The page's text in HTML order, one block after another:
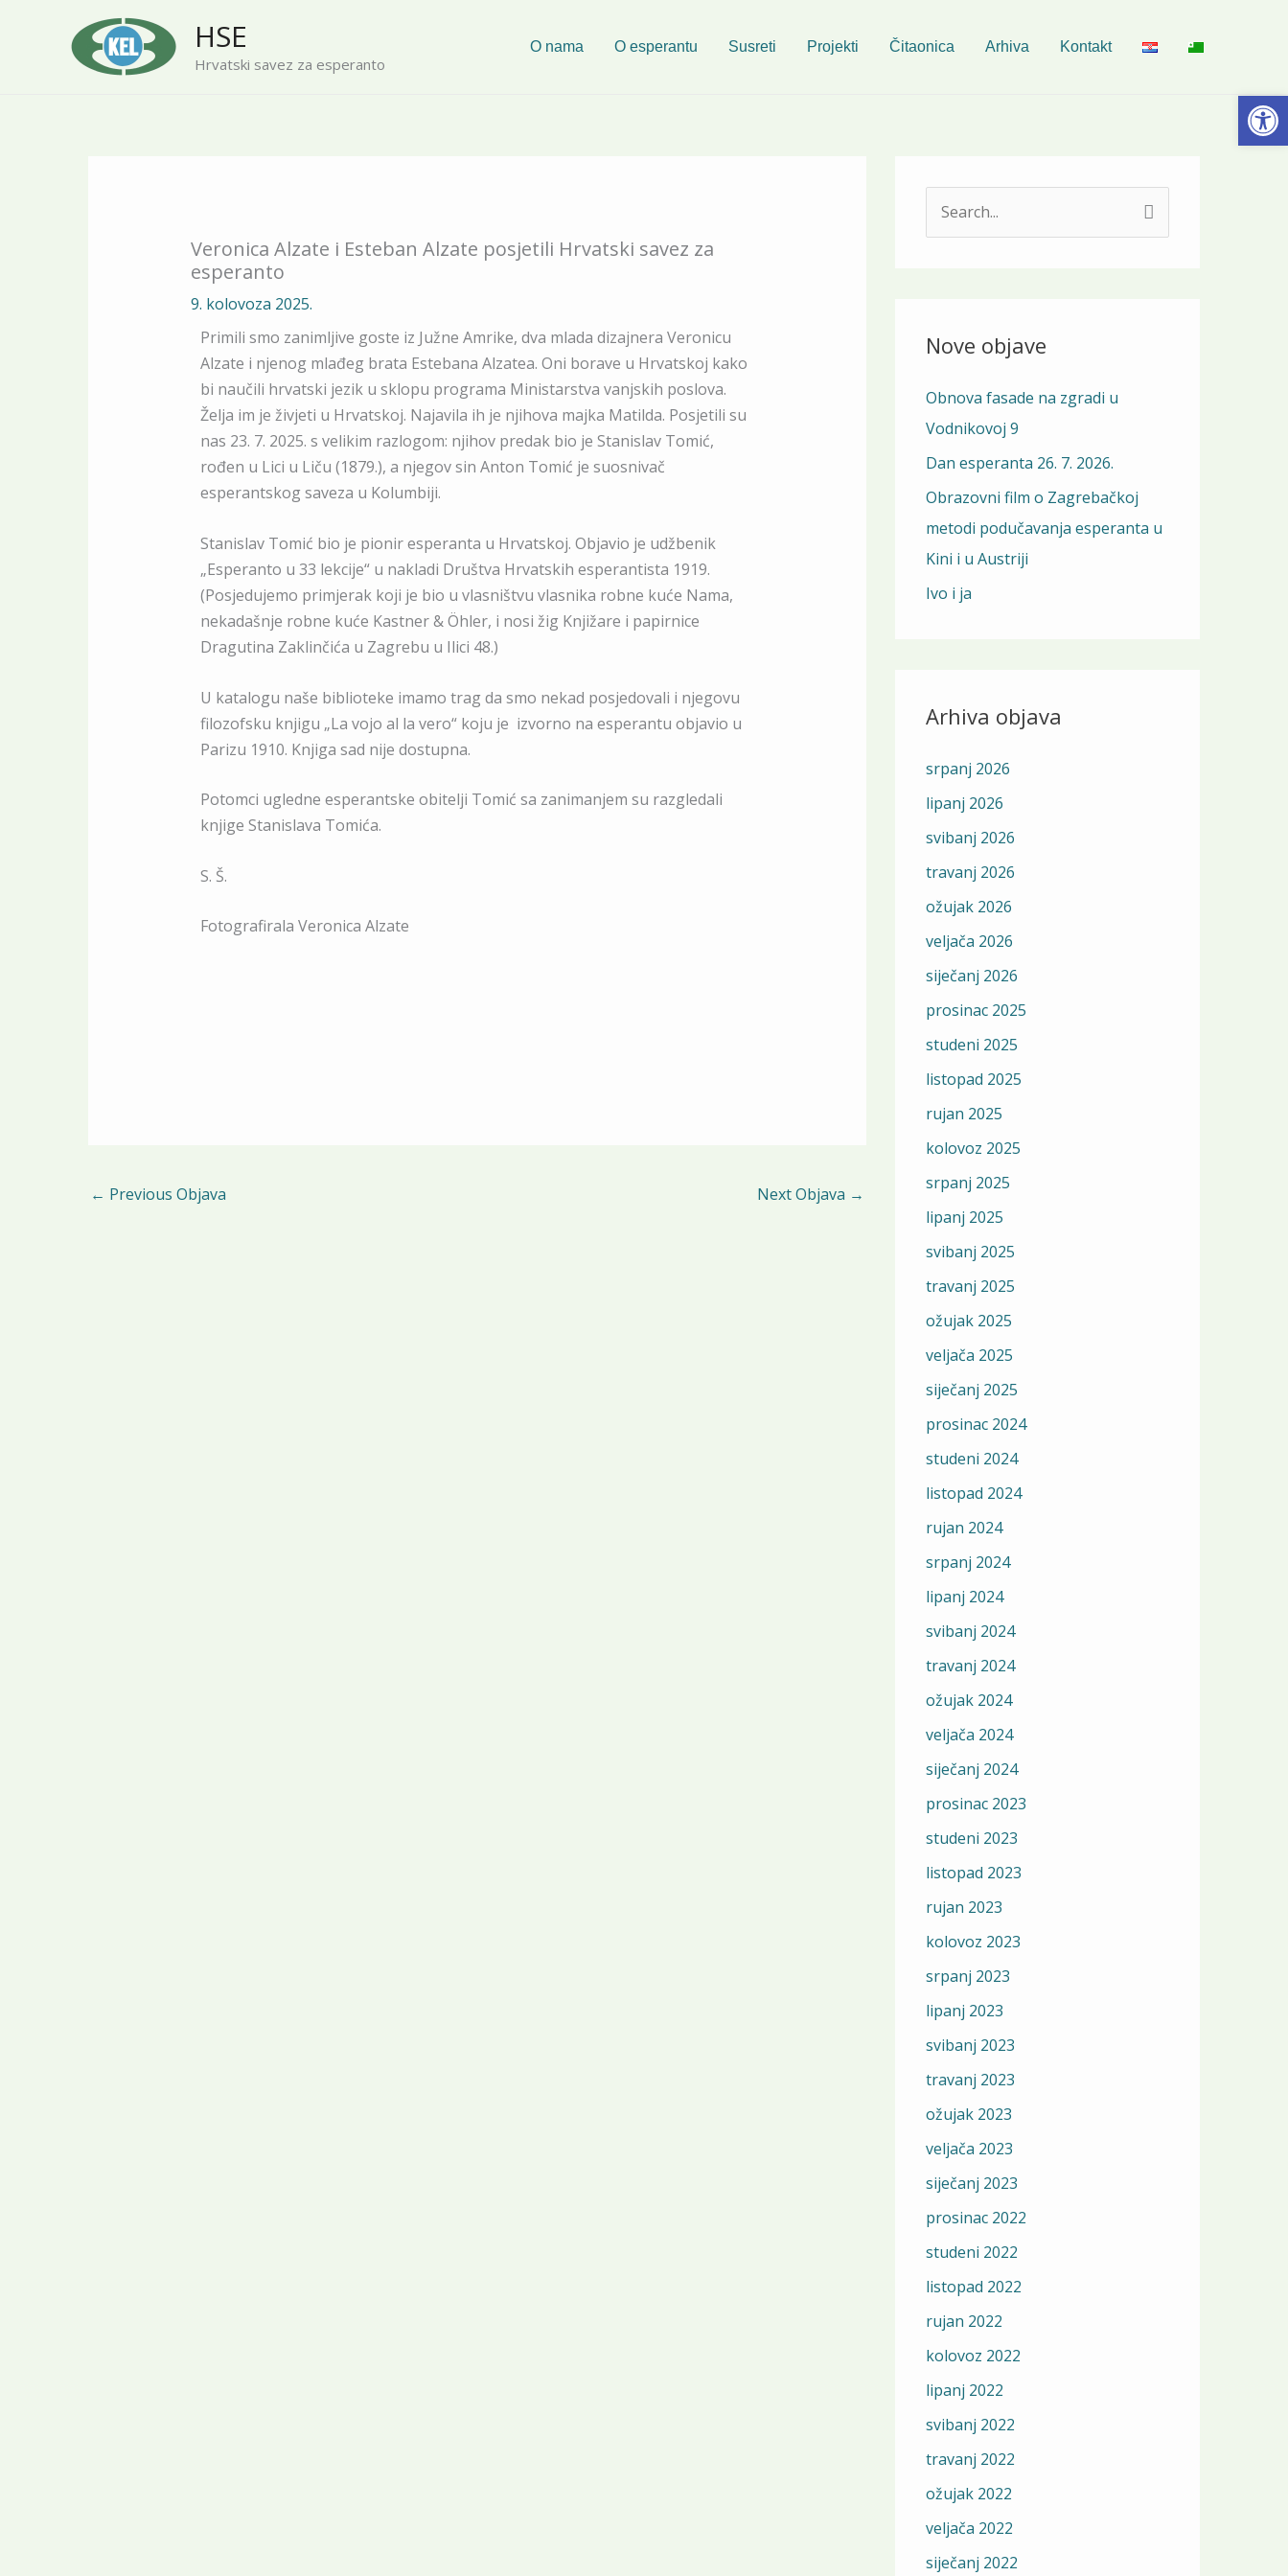
HSE
Hrvatski savez za esperanto
O nama O esperantu Susreti Projekti Čitaonica Arhiva Kontakt
Veronica Alzate i Esteban Alzate posjetili Hrvatski savez za
esperanto
9. kolovoza 2025.
Primili smo zanimljive goste iz Južne Amrike, dva mlada dizajnera Veronicu
Alzate i njenog mlađeg brata Estebana Alzatea. Oni borave u Hrvatskoj kako
bi naučili hrvatski jezik u sklopu programa Ministarstva vanjskih poslova.
Želja im je živjeti u Hrvatskoj. Najavila ih je njihova majka Matilda. Posjetili su
nas 23. 7. 2025. s velikim razlogom: njihov predak bio je Stanislav Tomić,
rođen u Lici u Liču (1879.), a njegov sin Anton Tomić je suosnivač
esperantskog saveza u Kolumbiji.
Stanislav Tomić bio je pionir esperanta u Hrvatskoj. Objavio je udžbenik
„Esperanto u 33 lekcije“ u nakladi Društva Hrvatskih esperantista 1919.
(Posjedujemo primjerak koji je bio u vlasništvu vlasnika robne kuće Nama,
nekadašnje robne kuće Kastner & Öhler, i nosi žig Knjižare i papirnice
Dragutina Zaklinčića u Zagrebu u Ilici 48.)
U katalogu naše biblioteke imamo trag da smo nekad posjedovali i njegovu
filozofsku knjigu „La vojo al la vero“ koju je izvorno na esperantu objavio u
Parizu 1910. Knjiga sad nije dostupna.
Potomci ugledne esperantske obitelji Tomić sa zanimanjem su razgledali
knjige Stanislava Tomića.
S. Š.
Fotografirala Veronica Alzate
← Previous Objava Next Objava →
c
f
o
r
:
Nove objave
Obnova fasade na zgradi u
Vodnikovoj 9
Dan esperanta 26. 7. 2026.
Obrazovni film o Zagrebačkoj
metodi podučavanja esperanta u
Kini i u Austriji
Ivo i ja
Arhiva objava
srpanj 2026
lipanj 2026
svibanj 2026
travanj 2026
ožujak 2026
veljača 2026
siječanj 2026
prosinac 2025
studeni 2025
listopad 2025
rujan 2025
kolovoz 2025
srpanj 2025
lipanj 2025
svibanj 2025
travanj 2025
ožujak 2025
veljača 2025
siječanj 2025
prosinac 2024
studeni 2024
listopad 2024
rujan 2024
srpanj 2024
lipanj 2024
svibanj 2024
travanj 2024
ožujak 2024
veljača 2024
siječanj 2024
prosinac 2023
studeni 2023
listopad 2023
rujan 2023
kolovoz 2023
srpanj 2023
lipanj 2023
svibanj 2023
travanj 2023
ožujak 2023
veljača 2023
siječanj 2023
prosinac 2022
studeni 2022
listopad 2022
rujan 2022
kolovoz 2022
lipanj 2022
svibanj 2022
travanj 2022
ožujak 2022
veljača 2022
siječanj 2022